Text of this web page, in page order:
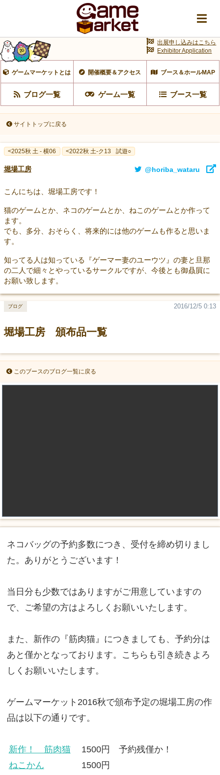
ゲームマーケットとは 開催概要＆アクセス ブース＆ホールMAP
ブログ一覧 ゲーム一覧 ブース一覧
出展申し込みはこちら
Exhibitor Application
サイトトップに戻る
<2025秋 土 - 横06 <2022秋 土-ク13 試遊○
堀場工房 @horiba_wataru
こんにちは、堀場工房です！
猫のゲームとか、ネコのゲームとか、ねこのゲームとか作って
ます。
でも、多分、おそらく、将来的には他のゲームも作ると思いま
す。
知ってる人は知っている『ゲーマー妻のユーウツ』の妻と旦那
の二人で細々とやっているサークルですが、今後とも御贔屓に
お願い致します。
堀場工房 頒布品一覧
2016/12/5 0:13
ブログ
このブースのブログ一覧に戻る
ネコバッグの予約多数につき、受付を締め切りまし
た。ありがとうございます！
当日分も少数ではありますがご用意していますの
で、ご希望の方はよろしくお願いいたします。
また、新作の『筋肉猫』につきましても、予約分は
あと僅かとなっております。こちらも引き続きよろ
しくお願いいたします。
ゲームマーケット2016秋で頒布予定の堀場工房の作
品は以下の通りです。
新作！ 筋肉猫
1500円 予約残僅か！
ねこかん
1500円